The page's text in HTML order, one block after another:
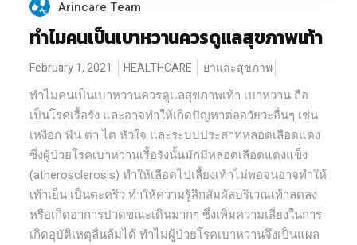
Arincare Team
ทำไมคนเป็นเบาหวานควรดูแลสุขภาพเท้า
February 1, 2021 HEALTHCARE ยาและสุขภาพ
ทำไมคนเป็นเบาหวานควรดูแลสุขภาพเท้า เบาหวาน ถือ
เป็นโรคเรื้อรัง และอาจทำให้เกิดปัญหาต่ออวัยวะอื่นๆ เช่น
เหงือก ฟัน ตา ไต หัวใจ และระบบประสาทหลอดเลือดแดง
ซึ่งผู้ป่วยโรคเบาหวานเรื้อรังนั้นมักมีหลอดเลือดแดงแข็ง
(atherosclerosis) ทำให้เลือดไปเลื้ยงเท้าไม่พอจนอาจทำให้
เท้าเย็น เป็นตะคริว ทำให้ความรู้สึกสัมผัสบริเวณเท้าลดลง
หรือเกิดอาการปวดขณะเดินมากๆ ซึ่งเพิ่มความเสี่ยงในการ
เกิดอุบัติเหตุลื่นล้มได้ ทำไมผู้ป่วยโรคเบาหวานจึงเป็นแผล